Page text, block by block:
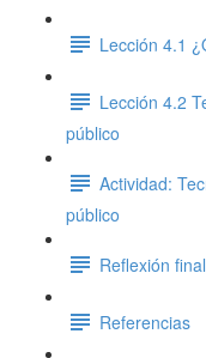
Lección 4.1
Lección 4.2
público
Actividad:
público
Reflexión final
Referencias